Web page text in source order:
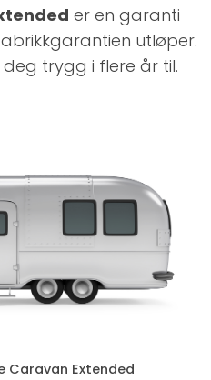
er en garanti
utløper.
trygg i flere år til.
Caravan Extended